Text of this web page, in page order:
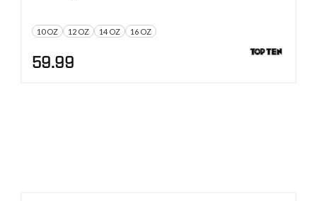
10 OZ 12 OZ 14 OZ 16 OZ
59.99